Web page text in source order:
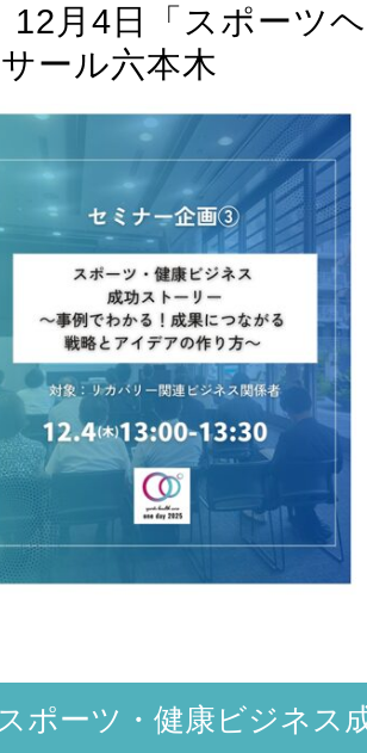
12月4日「スポーツ
ール六本木
ポーツ・健康ビジネス